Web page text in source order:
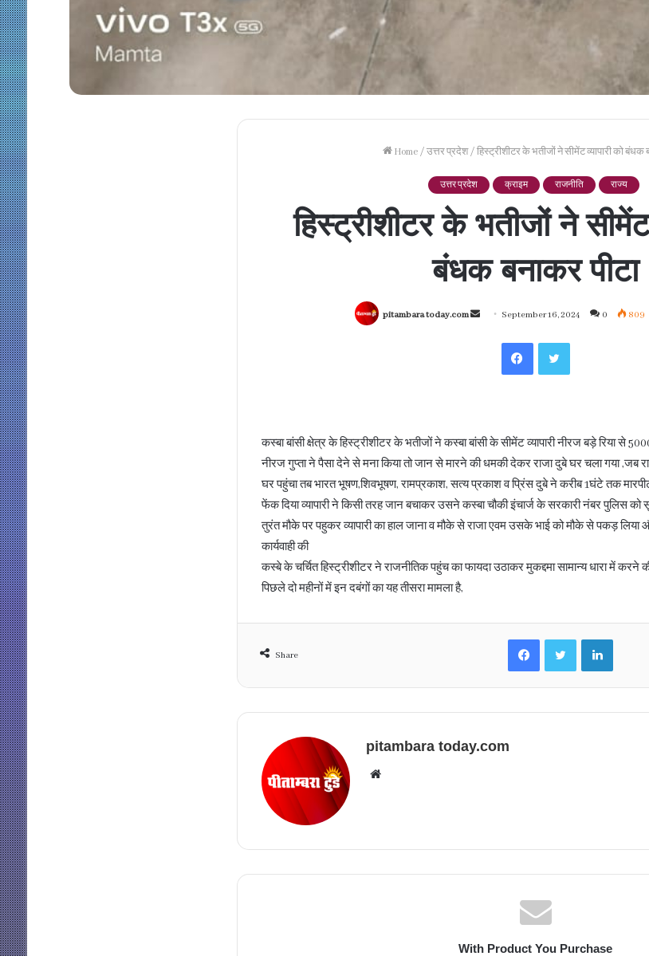
Home / उत्तर प्रदेश / हिस्ट्रीशीटर के भतीजों ने सीमेंट व्यापारी को बंधक
उत्तर प्रदेश क्राइम राजनीति राज्य
हिस्ट्रीशीटर के भतीजों ने सीमेंट
बंधक बनाकर पीटा
pitambara today.com
Send September 16, 2024 0 809
FacebookTwitter
कस्बा बांसी क्षेत्र के हिस्ट्रीशीटर के भतीजों ने कस्बा बांसी के सीमेंट व्यापारी नीरज बड़े रिया से
नीरज गुप्ता ने पैसा देने से मना किया तो जान से मारने की धमकी देकर राजा दुबे घर चला गया ,जब
घर पहुंचा तब भारत भूषण,शिवभूषण, रामप्रकाश, सत्य प्रकाश व प्रिंस दुबे ने करीब 1घंटे तक
फेंक दिया व्यापारी ने किसी तरह जान बचाकर उसने कस्बा चौकी इंचार्ज के सरकारी नंबर पुलिस को
तुरंत मौके पर पहुकर व्यापारी का हाल जाना व मौके से राजा एवम उसके भाई को मौके से पकड़ लिया
कार्यवाही की
कस्बे के चर्चित हिस्ट्रीशीटर ने राजनीतिक पहुंच का फायदा उठाकर मुकद्दमा सामान्य धारा में करने
पिछले दो महीनों में इन दबंगों का यह तीसरा मामला है,
Share
FacebookTwitter LinkedIn
pitambara today.com
Website
With Product You Purchase